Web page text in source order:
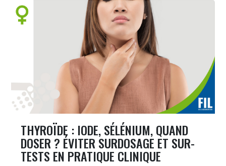
THYROÏDE : IODE, SÉLÉNIUM, QUAND
DOSER ? ÉVITER SURDOSAGE ET SUR-
TESTS EN PRATIQUE CLINIQUE